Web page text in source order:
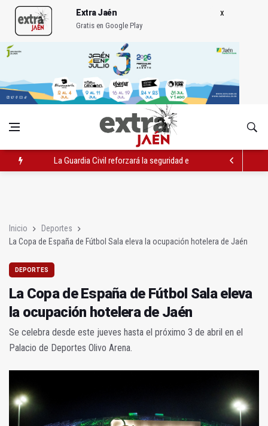
Extra Jaén
Gratis en Google Play
La Guardia Civil reforzará la seguridad el 12 de agosto por el
Inicio
Deportes
La Copa de España de Fútbol Sala eleva la ocupación hotelera de Jaén
DEPORTES
La Copa de España de Fútbol Sala eleva
la ocupación hotelera de Jaén
Se celebra desde este jueves hasta el próximo 3 de abril en el
Palacio de Deportes Olivo Arena.